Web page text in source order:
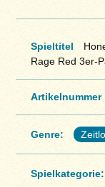
Spieltitel
Rage Red 3er-
Artikelnummer
Genre:
Spielkategorie: